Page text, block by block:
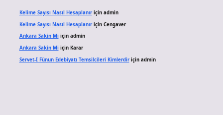
Kelime Sayısı Nasıl Hesaplanıriçin admin
Kelime Sayısı Nasıl Hesaplanıriçin Cengaver
Ankara Sakin Miiçin admin
Ankara Sakin Miiçin Karar
Servet-I Fünun Edebiyatı Temsilcileri Kimlerdiriçin admin